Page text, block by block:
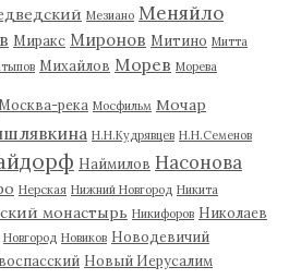
Мезиано Меняйло
Миракс Миронов Митино Митта
Михайлов Морев Морева
Москва-река Мосфильм Мочар
Н.Н.Кудрявцев Н.Н.Семенов
Наймилов Насонова
Нерская Нижний Новгород Никита
монастырь Никифоров Николаев
Новгород Новиков Новодевичий
Новый Иерусалим